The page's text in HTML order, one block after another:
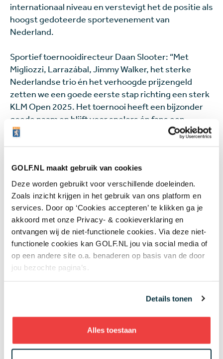
GOLF.NL maakt gebruik van cookies
Deze worden gebruikt voor verschillende doeleinden.
Zoals inzicht krijgen in het gebruik van ons platform en
services. Door op ‘Cookies accepteren’ te klikken ga je
akkoord met onze Privacy- & cookieverklaring en
ontvangen wij de niet-functionele cookies. Via deze niet-
functionele cookies kan GOLF.NL jou via social media of
op een andere site o.a. benaderen op basis van de door
jou bezochte pagina’s.
Details tonen
Alles toestaan
internationaal niveau en verstevigt het de positie als
hoogst gedoteerde sportevenement van
Nederland.
Sportief toernooidirecteur Daan Slooter: “Met
Migliozzi, Larrazábal, Jimmy Walker, het sterke
Nederlandse trio én het verhoogde prijzengeld
zetten we een goede eerste stap richting een sterk
KLM Open 2025. Het toernooi heeft een bijzonder
goede naam en blijft voor spelers én fans een
toonaangevend evenement op de internationale
Lees meer over
Joost Luiten KLM Open
Wil Besseling Darius van Driel
Equipment
Vandaag Solheim Cup feestje voor (kleine) kinderen en